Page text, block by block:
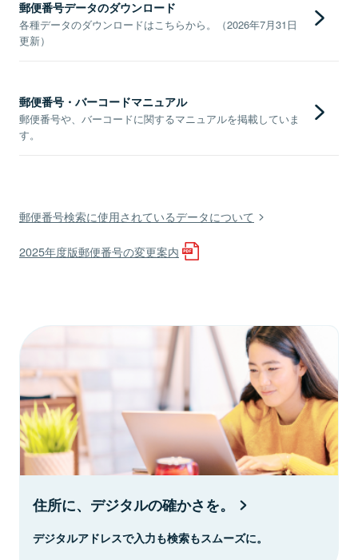
郵便番号データのダウンロード
各種データのダウンロードはこちらから。（2026年7月31日
更新）
郵便番号・バーコードマニュアル
郵便番号や、バーコードに関するマニュアルを掲載していま
す。
郵便番号検索に使用されているデータについて
2025年度版郵便番号の変更案内
住所に、デジタルの確かさを。
デジタルアドレスで入力も検索もスムーズに。